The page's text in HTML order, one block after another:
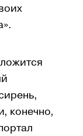
конечно,